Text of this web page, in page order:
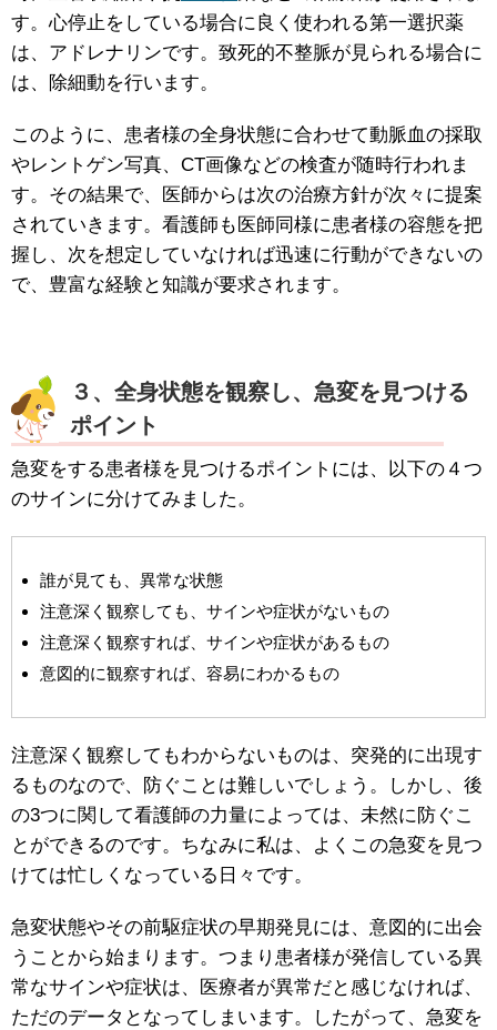
す。心停止をしている場合に良く使われる第一選択薬
は、アドレナリンです。致死的不整脈が見られる場合に
は、除細動を行います。
このように、患者様の全身状態に合わせて動脈血の採取
やレントゲン写真、CT画像などの検査が随時行われま
す。その結果で、医師からは次の治療方針が次々に提案
されていきます。看護師も医師同様に患者様の容態を把
握し、次を想定していなければ迅速に行動ができないの
で、豊富な経験と知識が要求されます。
３、全身状態を観察し、急変を見つける
ポイント
急変をする患者様を見つけるポイントには、以下の４つ
のサインに分けてみました。
誰が見ても、異常な状態
注意深く観察しても、サインや症状がないもの
注意深く観察すれば、サインや症状があるもの
意図的に観察すれば、容易にわかるもの
注意深く観察してもわからないものは、突発的に出現す
るものなので、防ぐことは難しいでしょう。しかし、後
の3つに関して看護師の力量によっては、未然に防ぐこ
とができるのです。ちなみに私は、よくこの急変を見つ
けては忙しくなっている日々です。
急変状態やその前駆症状の早期発見には、意図的に出会
うことから始まります。つまり患者様が発信している異
常なサインや症状は、医療者が異常だと感じなければ、
ただのデータとなってしまいます。したがって、急変を